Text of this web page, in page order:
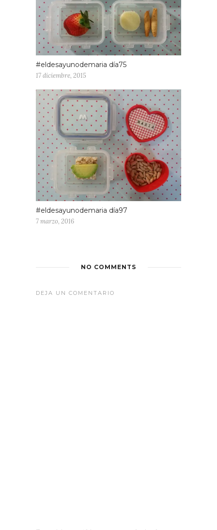
#eldesayunodemaria día75
17 diciembre, 2015
#eldesayunodemaria día97
7 marzo, 2016
NO COMMENTS
DEJA UN COMENTARIO